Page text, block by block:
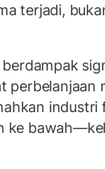
terjadi,
perbelanjaan
industri
ke